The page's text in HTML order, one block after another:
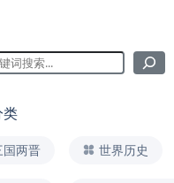
类
国两晋 世界历史